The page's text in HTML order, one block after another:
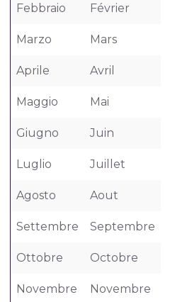
Febbraio Février
Marzo Mars
Aprile Avril
Maggio Mai
Giugno Juin
Luglio Juillet
Agosto Aout
Settembre Septembre
Ottobre Octobre
Novembre Novembre